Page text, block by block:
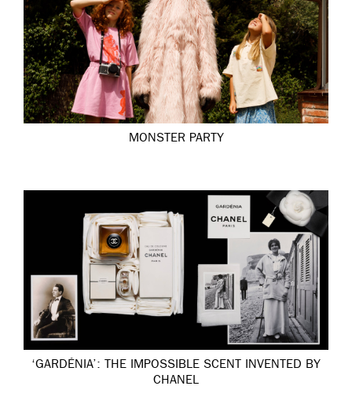
MONSTER PARTY
‘GARDÉNIA’: THE IMPOSSIBLE SCENT INVENTED BY
CHANEL